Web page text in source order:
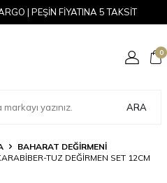
| PEŞİN FİYATINA 5 TAKSİT
ARA
0
BAHARAT DEĞIRMENI
TUZ DEĞIRMEN SET 12CM